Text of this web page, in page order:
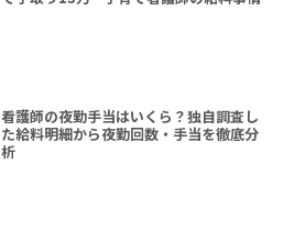
看護師の夜勤手当はいくら？独自調査し
た給料明細から夜勤回数・手当を徹底分
析